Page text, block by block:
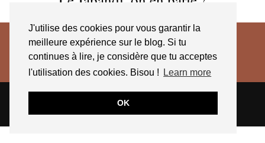
J'utilise des cookies pour vous garantir la
meilleure expérience sur le blog. Si tu
continues à lire, je considère que tu acceptes
l'utilisation des cookies. Bisou !
Learn more
OK
THEME CREATED BYpipdig